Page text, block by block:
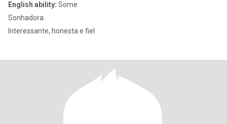
English ability: Some
Sonhadora
Interessante, honesta e fiel